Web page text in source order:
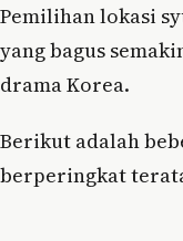
Pemilihan lokasi
yang bagus
drama Korea.
Berikut adalah
berperingkat